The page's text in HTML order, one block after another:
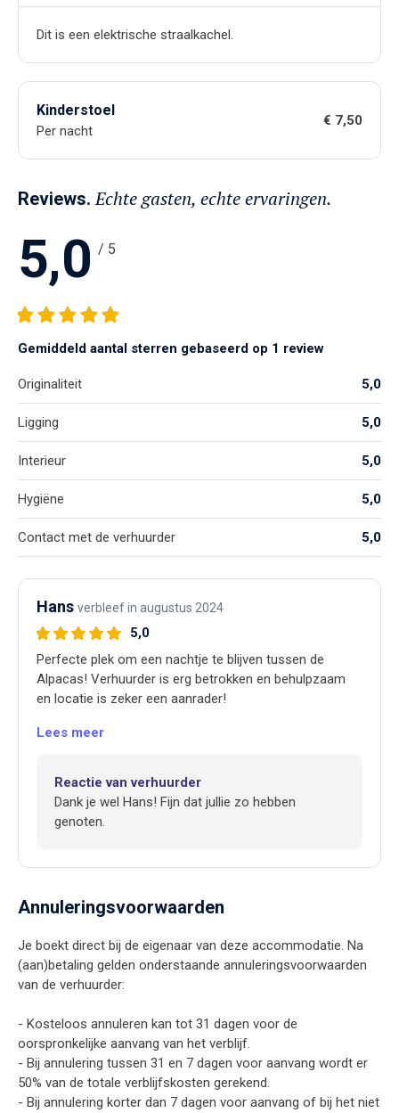
Dit is een elektrische straalkachel.
Kinderstoel
Per nacht
€ 7,50
Reviews.Echte gasten, echte ervaringen.
5,0 / 5
Gemiddeld aantal sterren gebaseerd op 1 review
Originaliteit 5,0
Ligging 5,0
Interieur 5,0
Hygiëne 5,0
Contact met de verhuurder 5,0
Hans verbleef in augustus 2024
5,0
Perfecte plek om een nachtje te blijven tussen de
Alpacas! Verhuurder is erg betrokken en behulpzaam
en locatie is zeker een aanrader!
Lees meer
Reactie van verhuurder
Dank je wel Hans! Fijn dat jullie zo hebben
genoten.
Annuleringsvoorwaarden
Je boekt direct bij de eigenaar van deze accommodatie. Na
(aan)betaling gelden onderstaande annuleringsvoorwaarden
van de verhuurder:
- Kosteloos annuleren kan tot 31 dagen voor de
oorspronkelijke aanvang van het verblijf.
- Bij annulering tussen 31 en 7 dagen voor aanvang wordt er
50% van de totale verblijfskosten gerekend.
- Bij annulering korter dan 7 dagen voor aanvang of bij het niet